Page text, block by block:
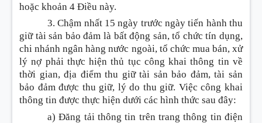
hoặc khoản 4 Điều này.
3. Chậm nhất 15 ngày trước ngày tiến hành thu
giữ tài sản bảo đảm là bất động sản, tổ chức tín dụng,
chi nhánh ngân hàng nước ngoài, tổ chức mua bán, xử
lý nợ phải thực hiện thủ tục công khai thông tin về
thời gian, địa điểm thu giữ tài sản bảo đảm, tài sản
bảo đảm được thu giữ, lý do thu giữ. Việc công khai
thông tin được thực hiện dưới các hình thức sau đây:
a) Đăng tải thông tin trên trang thông tin điện